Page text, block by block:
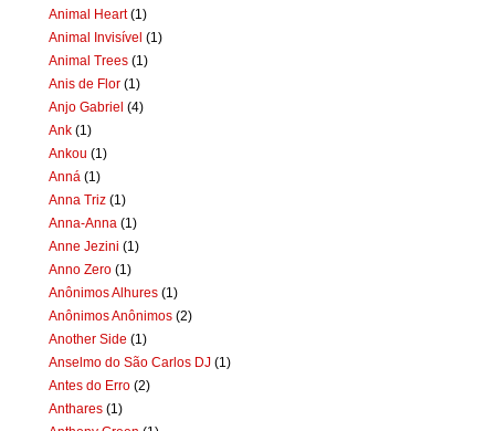
Animal Heart (1)
Animal Invisível (1)
Animal Trees (1)
Anis de Flor (1)
Anjo Gabriel (4)
Ank (1)
Ankou (1)
Anná (1)
Anna Triz (1)
Anna-Anna (1)
Anne Jezini (1)
Anno Zero (1)
Anônimos Alhures (1)
Anônimos Anônimos (2)
Another Side (1)
Anselmo do São Carlos DJ (1)
Antes do Erro (2)
Anthares (1)